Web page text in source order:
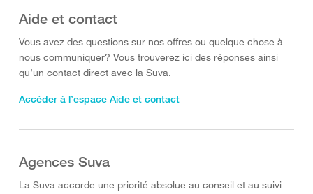
Aide et contact
Vous avez des questions sur nos offres ou quelque chose à
nous communiquer? Vous trouverez ici des réponses ainsi
qu’un contact direct avec la Suva.
Accéder à l’espace Aide et contact
Agences Suva
La Suva accorde une priorité absolue au conseil et au suivi